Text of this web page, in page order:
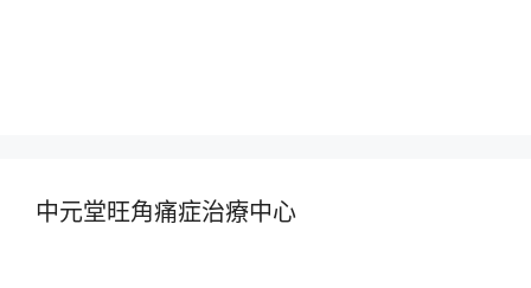
中元堂旺角痛症治療中心